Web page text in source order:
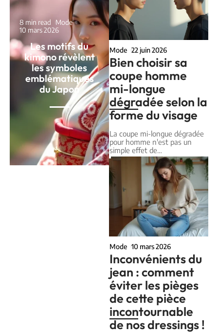
8 min read
Mode
10 mars 2026
Les motifs du
kimono révèlent
les symboles
emblématiques
du Japon
Mode 22 juin 2026
Bien choisir sa
coupe homme
mi-longue
dégradée selon la
forme du visage
La coupe mi-longue dégradée
pour homme n'est pas un
simple effet de…
Mode 10 mars 2026
Inconvénients du
jean : comment
éviter les pièges
de cette pièce
incontournable
de nos dressings !